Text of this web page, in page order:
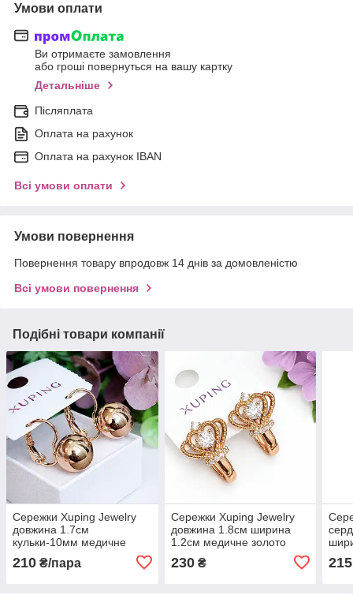
Умови оплати
Ви отримаєте замовлення
або гроші повернуться на вашу картку
Детальніше
Післяплата
Оплата на рахунок
Оплата на рахунок IBAN
Всі умови оплати
Умови повернення
Повернення товару впродовж 14 днів за домовленістю
Всі умови повернення
Подібні товари компанії
Сережки Xuping Jewelry
довжина 1.7см
кульки-10мм медичне
золото позолота 18К с994
210 ₴/пара
Сережки Xuping Jewelry
довжина 1.8см ширина
1.2см медичне золото
230₴ 215